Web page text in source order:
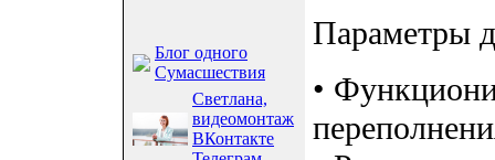
Блог одного
Сумасшествия
Светлана,
видеомонтаж
ВКонтакте
Параметры
•